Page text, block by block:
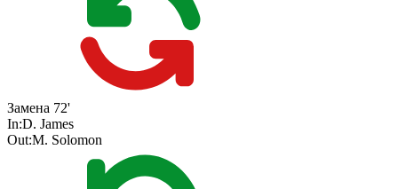
Замена 72'
In:D. James
Out:M. Solomon